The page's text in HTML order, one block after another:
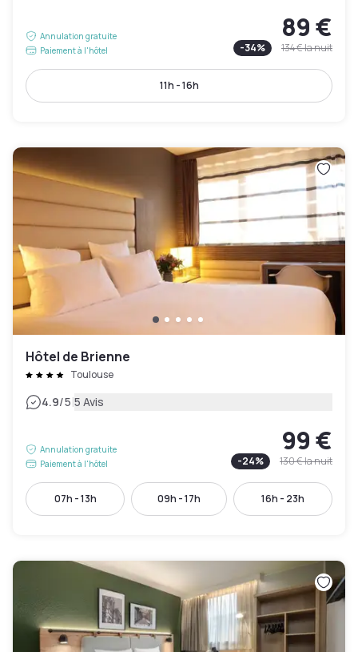
Annulation gratuite
Paiement à l'hôtel
89 €
-34% 134 €la nuit
11h - 16h
Hôtel de Brienne
Toulouse
4.9/5|5 Avis
Annulation gratuite
Paiement à l'hôtel
99 €
-24% 130 €la nuit
07h - 13h 09h - 17h 16h - 23h